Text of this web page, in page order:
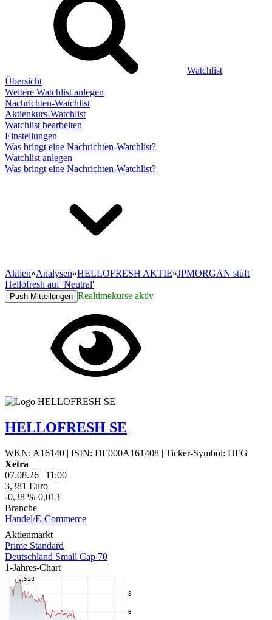
Watchlist
Übersicht
Weitere Watchlist anlegen
Nachrichten-Watchlist
Aktienkurs-Watchlist
Watchlist bearbeiten
Einstellungen
Was bringt eine Nachrichten-Watchlist?
Watchlist anlegen
Was bringt eine Nachrichten-Watchlist?
Aktien»Analysen»HELLOFRESH AKTIE»JPMORGAN stuft
Hellofresh auf 'Neutral'
Push Mitteilungen Realtimekurse aktiv
HELLOFRESH SE
WKN: A16140 | ISIN: DE000A161408 | Ticker-Symbol: HFG
Xetra
07.08.26 | 11:00
3,381 Euro
-0,38 %-0,013
Branche
Handel/E-Commerce
Aktienmarkt
Prime Standard
Deutschland Small Cap 70
1-Jahres-Chart